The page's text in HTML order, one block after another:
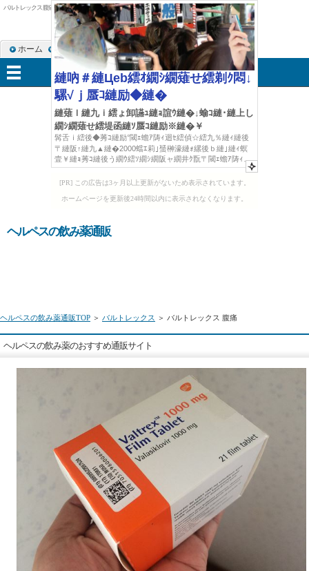
[PR] この広告は3ヶ月以上更新がないため表示されています。
ホームページを更新後24時間以内に表示されなくなります。
バルトレックス 腹痛
ヘルペスの飲み薬通販
ヘルペスの飲み薬通販TOP ＞ バルトレックス ＞ バルトレックス 腹痛
ヘルペスの飲み薬のおすすめ通販サイト
ホーム RSS購読 サイトマップ
メニュー